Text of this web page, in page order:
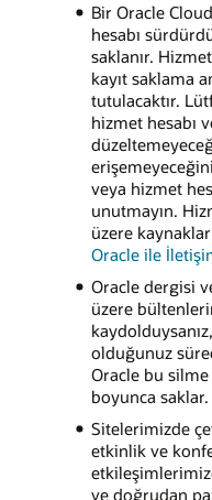
Bir Oracle
hesabı
saklanır.
kayıt saklama
tutulacaktır.
hizmet hesabı
veya hizmet
unutmayın.
üzere
Oracle ile
Oracle dergisi
üzere
olduğunuz
Oracle bu silme
boyunca saklar.
Sitelerimizde
etkinlik ve
ve doğrudan